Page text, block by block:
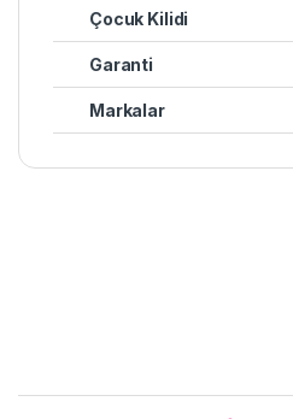
Çocuk Kilidi
Garanti
Markalar